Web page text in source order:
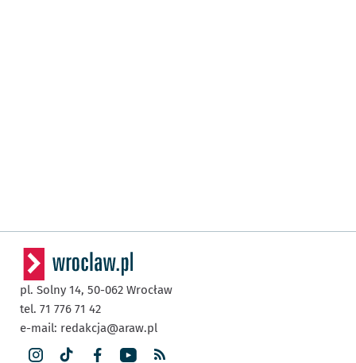
pl. Solny 14, 50-062 Wrocław
tel. 71 776 71 42
e-mail: redakcja@araw.pl